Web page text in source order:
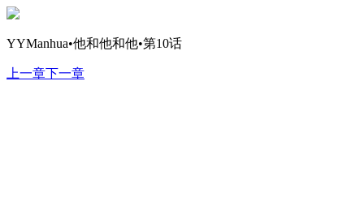
YYManhua•他和他和他•第10话
上一章下一章